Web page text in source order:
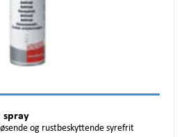
spray
og rustbeskyttende syrefrit